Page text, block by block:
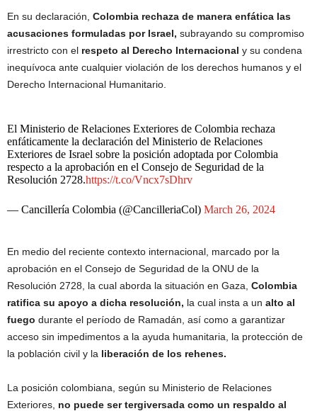
En su declaración, Colombia rechaza de manera enfática las
acusaciones formuladas por Israel, subrayando su compromiso
irrestricto con el respeto al Derecho Internacional y su condena
inequívoca ante cualquier violación de los derechos humanos y el
Derecho Internacional Humanitario.
El Ministerio de Relaciones Exteriores de Colombia rechaza
enfáticamente la declaración del Ministerio de Relaciones
Exteriores de Israel sobre la posición adoptada por Colombia
respecto a la aprobación en el Consejo de Seguridad de la
Resolución 2728.https://t.co/Vncx7sDhrv
— Cancillería Colombia (@CancilleriaCol) March 26, 2024
En medio del reciente contexto internacional, marcado por la
aprobación en el Consejo de Seguridad de la ONU de la
Resolución 2728, la cual aborda la situación en Gaza, Colombia
ratifica su apoyo a dicha resolución, la cual insta a un alto al
fuego durante el período de Ramadán, así como a garantizar
acceso sin impedimentos a la ayuda humanitaria, la protección de
la población civil y la liberación de los rehenes.
La posición colombiana, según su Ministerio de Relaciones
Exteriores, no puede ser tergiversada como un respaldo al